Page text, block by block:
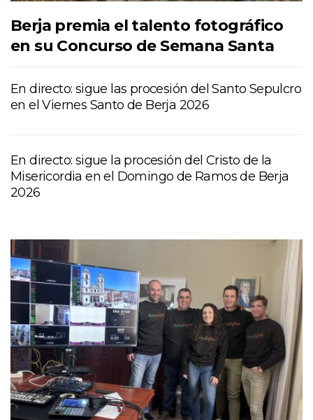
Berja premia el talento fotográfico
en su Concurso de Semana Santa
En directo: sigue las procesión del Santo Sepulcro
en el Viernes Santo de Berja 2026
En directo: sigue la procesión del Cristo de la
Misericordia en el Domingo de Ramos de Berja
2026